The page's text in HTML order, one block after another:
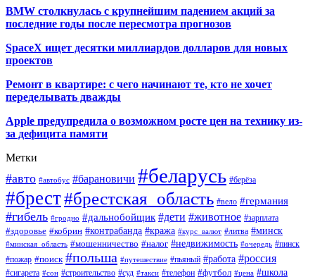
BMW столкнулась с крупнейшим падением акций за
последние годы после пересмотра прогнозов
SpaceX ищет десятки миллиардов долларов для новых
проектов
Ремонт в квартире: с чего начинают те, кто не хочет
переделывать дважды
Apple предупредила о возможном росте цен на технику из-
за дефицита памяти
Метки
#авто #автобус #барановичи #беларусь #берёза
#брест#брестская_область #вело #германия
#гибель #гродно #дальнобойщик #дети #животное #зарплата
#здоровье #кобрин #контрабанда #кража #курс_валют #литва #минск
#минская_область #мошенничество #налог #недвижимость #очередь #пинск
#пожар #поиск #польша #путешествие #пьяный #работа #россия
#сигарета #сон #строительство #суд #такси #телефон #футбол #цена #школа